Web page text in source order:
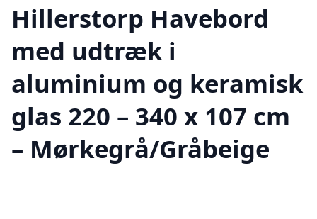
Hillerstorp Havebord
med udtræk i
aluminium og keramisk
glas 220 – 340 x 107 cm
– Mørkegrå/Gråbeige